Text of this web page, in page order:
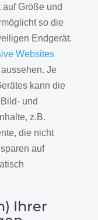
auf Größe und
so die
Endgerät.
Websites
Je
kann die
und
z.B.
die nicht
auf
Ihrer